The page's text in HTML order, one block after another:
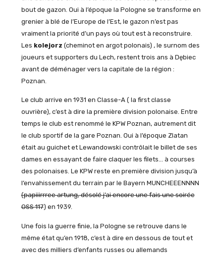
bout de gazon. Oui à l’époque la Pologne se transforme en
grenier à blé de l’Europe de l’Est, le gazon n’est pas
vraiment la priorité d’un pays où tout est à reconstruire.
Les kolejorz (cheminot en argot polonais) , le surnom des
joueurs et supporters du Lech, restent trois ans à Dębiec
avant de déménager vers la capitale de la région :
Poznan.
Le club arrive en 1931 en Classe-A ( la first classe
ouvrière), c’est à dire la première division polonaise. Entre
temps le club est renommé le KPW Poznan, autrement dit
le club sportif de la gare Poznan. Oui à l’époque Zlatan
était au guichet et Lewandowski contrôlait le billet de ses
dames en essayant de faire claquer les filets… à courses
des polonaises. Le KPW reste en première division jusqu’à
l’envahissement du terrain par le Bayern MUNCHEEENNNN
(papiiirrree artung, désolé j’ai encore une fais une soirée
OSS 117) en 1939.
Une fois la guerre finie, la Pologne se retrouve dans le
même état qu’en 1918, c’est à dire en dessous de tout et
avec des milliers d’enfants russes ou allemands